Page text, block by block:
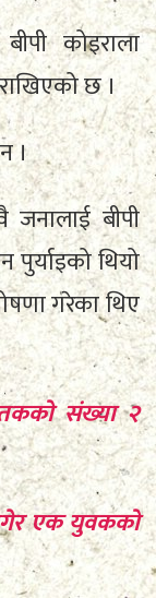
कोइराला
राखिएको छ ।
।
जनालाई बीपी
पुर्याइको थियो
गरेका थिए
संख्या २
एक युवकको